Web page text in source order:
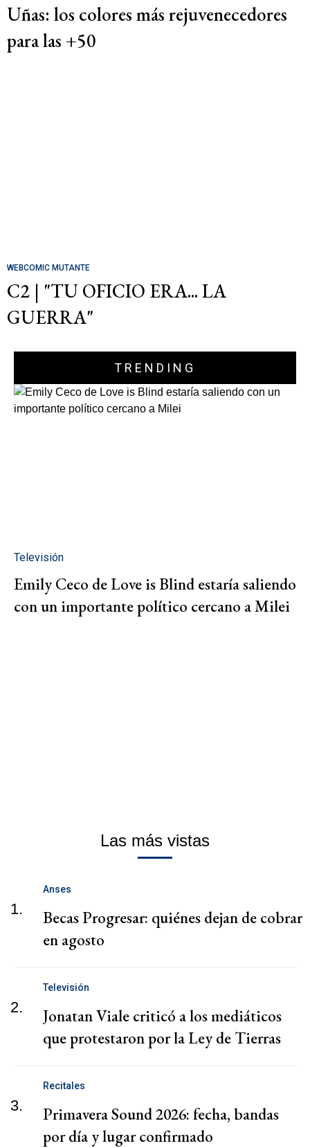
Uñas: los colores más rejuvenecedores
para las +50
WEBCOMIC MUTANTE
C2 | "TU OFICIO ERA... LA
GUERRA"
TRENDING
Televisión
Emily Ceco de Love is Blind estaría saliendo
con un importante político cercano a Milei
Las más vistas
1.
Anses
Becas Progresar: quiénes dejan de cobrar
en agosto
2.
Televisión
Jonatan Viale criticó a los mediáticos
que protestaron por la Ley de Tierras
3.
Recitales
Primavera Sound 2026: fecha, bandas
por día y lugar confirmado